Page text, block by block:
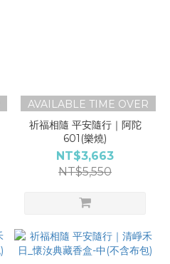
AVAILABLE TIME OVER
祈福相隨 平安隨行｜阿陀
601(樂燒)
NT$3,663
NT$5,550